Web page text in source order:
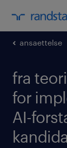
ansaettelse
fra
for
AI-